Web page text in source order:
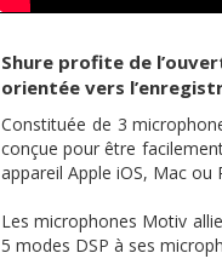
Shure profite de
orientée vers
Constituée de 3
conçue pour être
appareil Apple iOS, Mac ou
Les microphones Motiv
5 modes DSP à ses